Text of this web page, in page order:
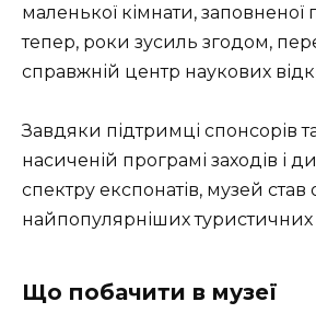
маленької кімнати,
тепер, роки зусиль згодом,
справжній центр наукових
Завдяки підтримці спонсорів та
насиченій програмі заходів і
спектру експонатів, музей став
найпопулярніших туристичних
Що побачити в музеї